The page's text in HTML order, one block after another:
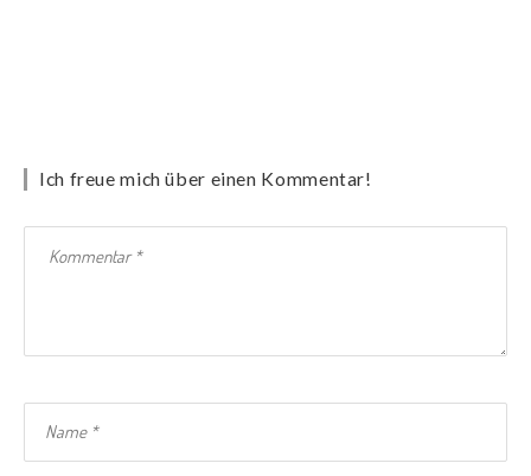
Ich freue mich über einen Kommentar!